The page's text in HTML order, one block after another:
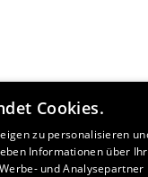
Cookies.
zu personalisieren
Informationen über
und Analysepartner